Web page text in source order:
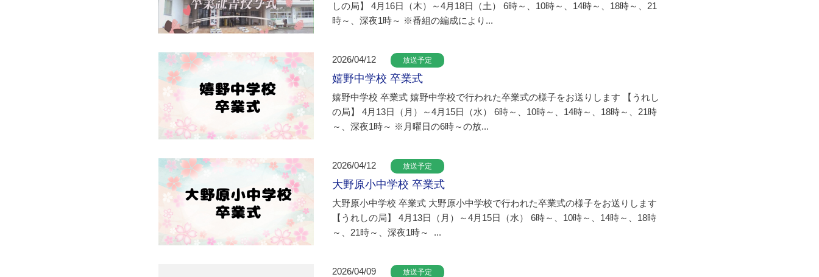
しの局】 4月16日（木）～4月18日（土） 6時～、10時～、14時～、18時～、21
時～、深夜1時～ ※番組の編成により...
2026/04/12 放送予定
嬉野中学校 卒業式
嬉野中学校 卒業式 嬉野中学校で行われた卒業式の様子をお送りします 【うれし
の局】 4月13日（月）～4月15日（水） 6時～、10時～、14時～、18時～、21時
～、深夜1時～ ※月曜日の6時～の放...
2026/04/12 放送予定
大野原小中学校 卒業式
大野原小中学校 卒業式 大野原小中学校で行われた卒業式の様子をお送りします
【うれしの局】 4月13日（月）～4月15日（水） 6時～、10時～、14時～、18時
～、21時～、深夜1時～ ...
2026/04/09 放送予定